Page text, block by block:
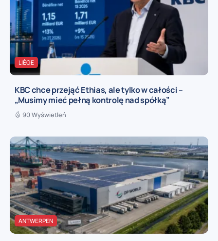
LIÈGE
KBC chce przejąć Ethias, ale tylko w całości –
„Musimy mieć pełną kontrolę nad spółką”
90 Wyświetleń
ANTWERPEN